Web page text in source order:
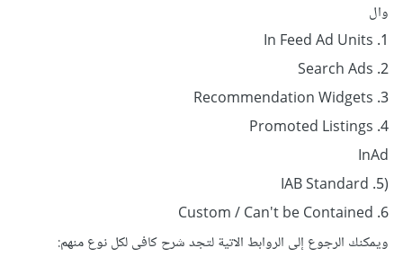
وال
In Feed Ad Units .1
Search Ads .2
Recommendation Widgets .3
Promoted Listings .4
InAd
Custom / Can't be Contained .6
ويمكنك الرجوع إلى الروابط الاتية لتجد شرح كافى لكل نوع منهم: